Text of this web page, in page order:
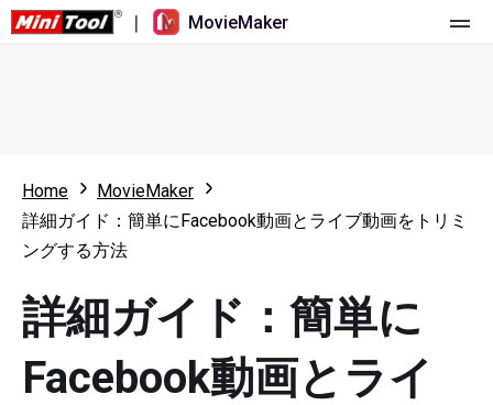
| MovieMaker
更新履歴
マルチトラック動画編集
アスペクト比
リソース
ビデオ編集のヒント
画面録画ツール
動画変換ツール
Home
MovieMaker
詳細ガイド：簡単にFacebook動画とライブ動画をトリミ
ングする方法
詳細ガイド：簡単に
Facebook動画とライ